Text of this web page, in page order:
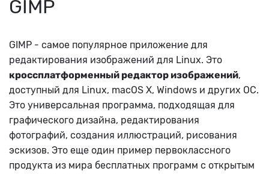
GIMP
GIMP - самое популярное приложение для
редактирования изображений для Linux. Это
кроссплатформенный редактор изображений,
доступный для Linux, macOS X, Windows и других ОС.
Это универсальная программа, подходящая для
графического дизайна, редактирования
фотографий, создания иллюстраций, рисования
эскизов. Это еще один пример первоклассного
продукта из мира бесплатных программ с открытым